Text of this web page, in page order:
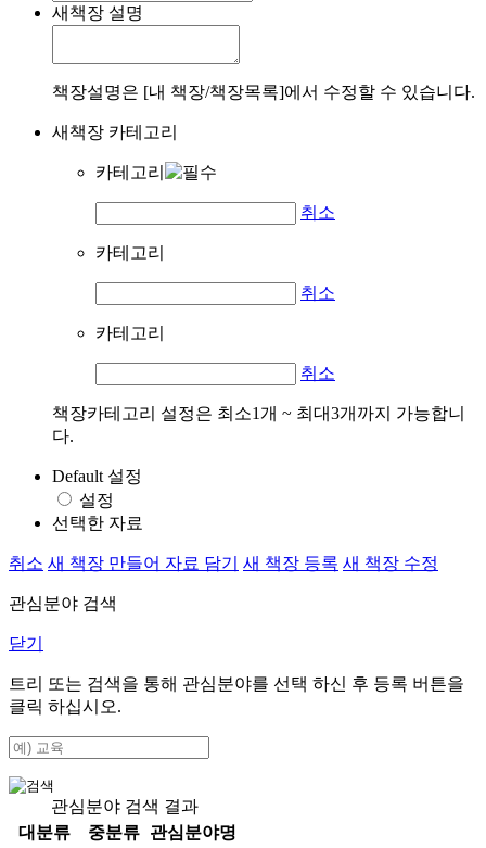
새책장 설명
책장설명은 [내 책장/책장목록]에서 수정할 수 있습니다.
새책장 카테고리
카테고리
취소
카테고리
취소
카테고리
취소
책장카테고리 설정은 최소1개 ~ 최대3개까지 가능합니
다.
Default 설정
설정
선택한 자료
취소 새 책장 만들어 자료 담기 새 책장 등록 새 책장 수정
관심분야 검색
닫기
트리 또는 검색을 통해 관심분야를 선택 하신 후 등록 버튼을
클릭 하십시오.
관심분야 검색 결과
대분류
중분류
관심분야명